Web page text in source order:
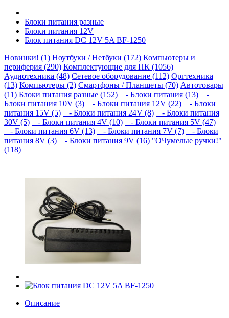
Блоки питания разные
Блоки питания 12V
Блок питания DC 12V 5A BF-1250
Новинки! (1) Ноутбуки / Нетбуки (172) Компьютеры и
периферия (290) Комплектующие для ПК (1056)
Аудиотехника (48) Сетевое оборудование (112) Оргтехника
(13) Компьютеры (2) Смартфоны / Планшеты (70) Автотовары
(11) Блоки питания разные (152) - Блоки питания (13)
-
Блоки питания 10V (3)
- Блоки питания 12V (22)
- Блоки
питания 15V (5)
- Блоки питания 24V (8)
- Блоки питания
30V (5)
- Блоки питания 4V (10)
- Блоки питания 5V (47)
- Блоки питания 6V (13)
- Блоки питания 7V (7)
- Блоки
питания 8V (3)
- Блоки питания 9V (16) "ОЧумелые ручки!"
(118)
Описание